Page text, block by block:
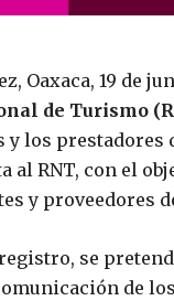
Oaxaca, 19 de
de Turismo
los prestadores
al RNT, con el
y proveedores
se
de